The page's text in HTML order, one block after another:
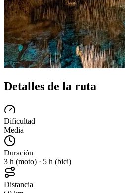
Detalles de la ruta
Dificultad
Media
Duración
3 h (moto) · 5 h (bici)
Distancia